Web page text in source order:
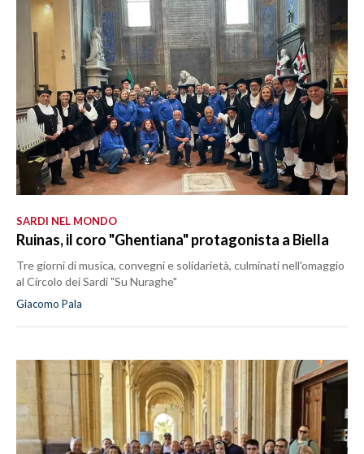
SARDI NEL MONDO
Ruinas, il coro "Ghentiana" protagonista a Biella
Tre giorni di musica, convegni e solidarietà, culminati nell'omaggio
al Circolo dei Sardi "Su Nuraghe"
Giacomo Pala